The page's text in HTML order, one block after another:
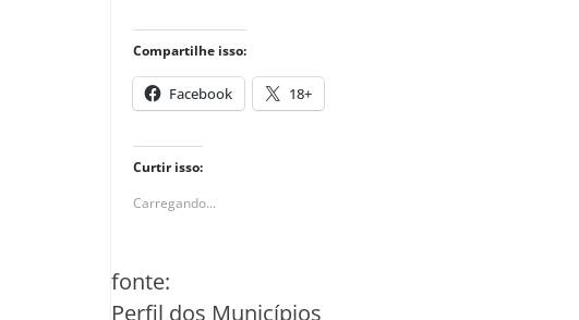
Compartilhe isso:
Facebook 18+
Curtir isso:
Carregando...
fonte:
Perfil dos Municípios